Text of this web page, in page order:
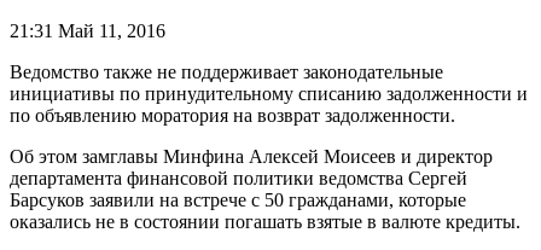
21:31 Май 11, 2016
Ведомство также не поддерживает законодательные
инициативы по принудительному списанию задолженности и
по объявлению моратория на возврат задолженности.
Об этом замглавы Минфина Алексей Моисеев и директор
департамента финансовой политики ведомства Сергей
Барсуков заявили на встрече с 50 гражданами, которые
оказались не в состоянии погашать взятые в валюте кредиты.